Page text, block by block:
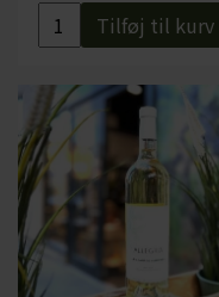
Tilføj til kurv